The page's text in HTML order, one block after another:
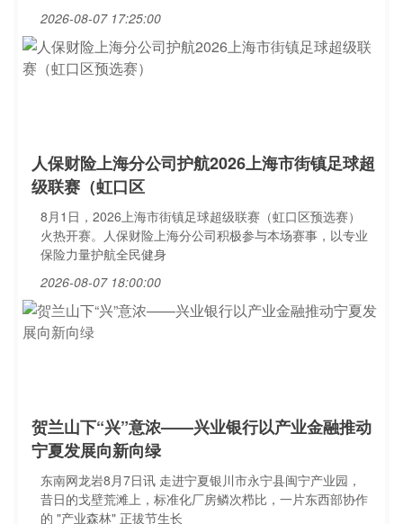
2026-08-07 17:25:00
人保财险上海分公司护航2026上海市街镇足球超
级联赛（虹口区
8月1日，2026上海市街镇足球超级联赛（虹口区预选赛）
火热开赛。人保财险上海分公司积极参与本场赛事，以专业
保险力量护航全民健身
2026-08-07 18:00:00
贺兰山下“兴”意浓——兴业银行以产业金融推动
宁夏发展向新向绿
东南网龙岩8月7日讯 走进宁夏银川市永宁县闽宁产业园，
昔日的戈壁荒滩上，标准化厂房鳞次栉比，一片东西部协作
的 "产业森林" 正拔节生长